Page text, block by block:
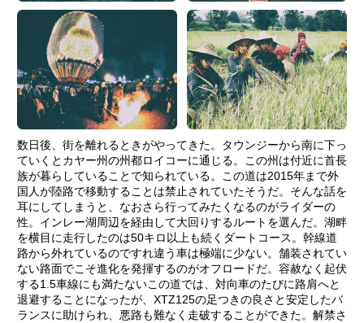
数日後、街を離れるときがやってきた。タウンジーから南に下っ
ていくとカヤー州の州都ロイコーに通じる。この州は付近に首長
族が暮らしていることで知られている。この道は2015年まで外
国人が陸路で移動することは禁止されていたそうだ。そんな話を
耳にしてしまうと、なおさら行ってみたくなるのがライダーの
性。インレー湖周辺を経由して大回りするルートを選んだ。湖畔
を横目に走行したのは50キロ以上も続くダートコース。幹線道
路から外れているのですれ違う車は極端に少ない。舗装されてい
ない路面でこそ進化を発揮するのがオフロードだ。容赦なく起伏
する1.5車線にも満たないこの道では、対向車のたびに路肩へと
退避することになったが、XTZ125の足つきの良さと安定したバ
ランスに助けられ、悪路も難なく走破することができた。解禁さ